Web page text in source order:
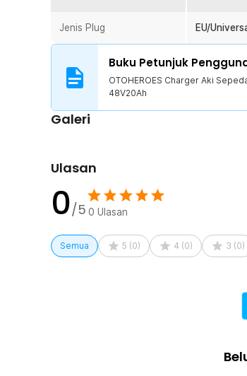
Jenis Plug EU/
Buku Petunjuk
OTOHEROES Charger Aki
48V20Ah
Galeri
Ulasan
0/5 0 Ulasan
Semua 5 (0) 4 (0) 3 (0)